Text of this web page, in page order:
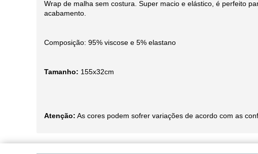
Wrap de malha sem costura. Super macio e elástico, é perfeito
acabamento.
Composição: 95% viscose e 5% elastano
Tamanho: 155x32cm
Atenção: As cores podem sofrer variações de acordo com as